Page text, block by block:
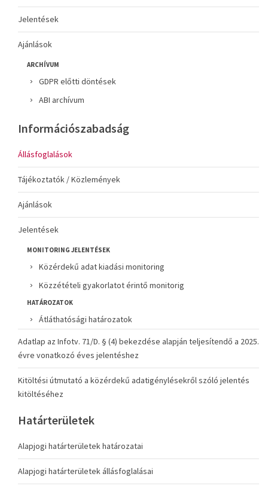
Jelentések
Ajánlások
ARCHÍVUM
GDPR előtti döntések
ABI archívum
Információszabadság
Állásfoglalások
Tájékoztatók / Közlemények
Ajánlások
Jelentések
MONITORING JELENTÉSEK
Közérdekű adat kiadási monitoring
Közzétételi gyakorlatot érintő monitorig
HATÁROZATOK
Átláthatósági határozatok
Adatlap az Infotv. 71/D. § (4) bekezdése alapján teljesítendő a 2025.
évre vonatkozó éves jelentéshez
Kitöltési útmutató a közérdekű adatigénylésekről szóló jelentés
kitöltéséhez
Határterületek
Alapjogi határterületek határozatai
Alapjogi határterületek állásfoglalásai